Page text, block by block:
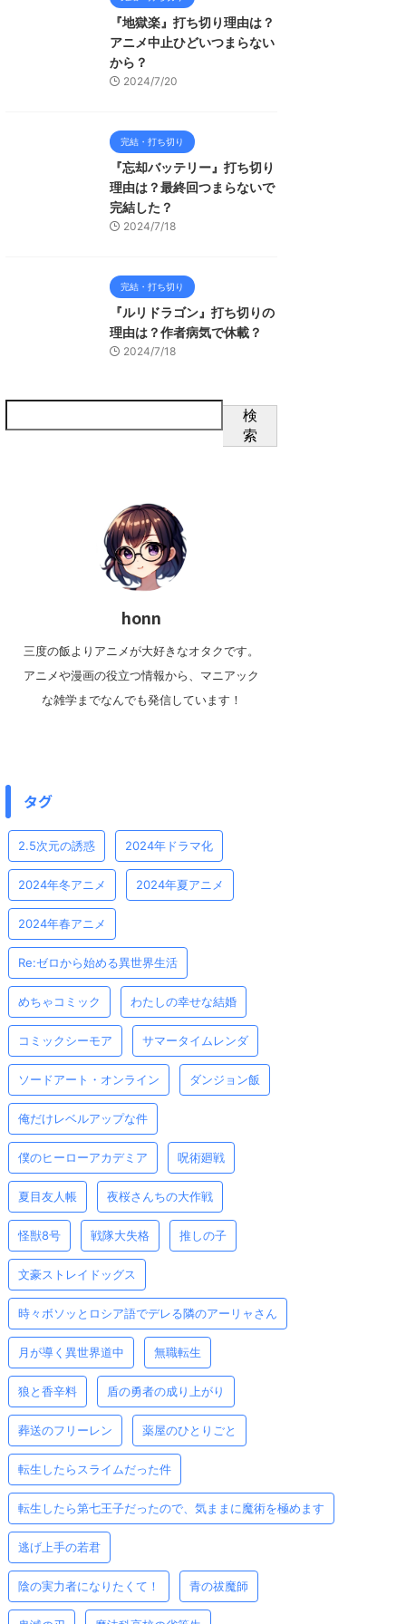
『地獄楽』打ち切り理由は？
アニメ中止ひどいつまらない
から？
2024/7/20
完結・打ち切り
『忘却バッテリー』打ち切り
理由は？最終回つまらないで
完結した？
2024/7/18
完結・打ち切り
『ルリドラゴン』打ち切りの
理由は？作者病気で休載？
2024/7/18
検
索
honn
三度の飯よりアニメが大好きなオタクです。
アニメや漫画の役立つ情報から、マニアック
な雑学までなんでも発信しています！
タグ
2.5次元の誘惑 2024年ドラマ化
2024年冬アニメ 2024年夏アニメ
2024年春アニメ
Re:ゼロから始める異世界生活
めちゃコミック わたしの幸せな結婚
コミックシーモア サマータイムレンダ
ソードアート・オンライン ダンジョン飯
俺だけレベルアップな件
僕のヒーローアカデミア 呪術廻戦
夏目友人帳 夜桜さんちの大作戦
怪獣8号 戦隊大失格 推しの子
文豪ストレイドッグス
時々ボソッとロシア語でデレる隣のアーリャさん
月が導く異世界道中 無職転生
狼と香辛料 盾の勇者の成り上がり
葬送のフリーレン 薬屋のひとりごと
転生したらスライムだった件
転生したら第七王子だったので、気ままに魔術を極めます
逃げ上手の若君
陰の実力者になりたくて！ 青の祓魔師